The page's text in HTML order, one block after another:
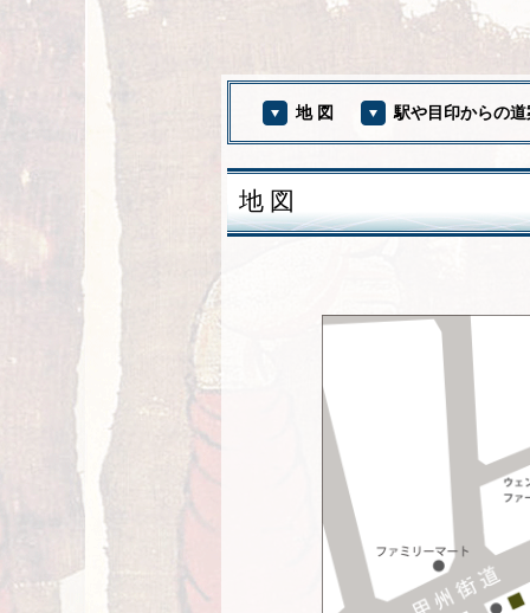
地 図 駅や目印からの道
地 図